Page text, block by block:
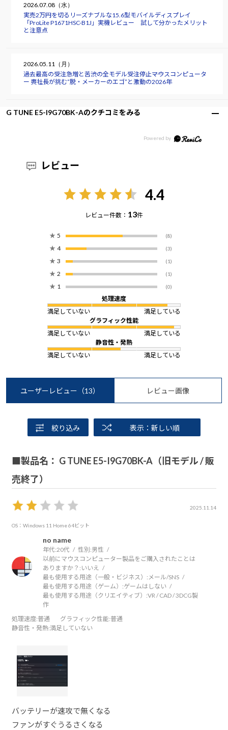
2026.07.08（水）
実売2万円を切るリーズナブルな15.6型モバイルディスプレイ
「ProLite P1671HSC-B1J」実機レビュー 試して分かったメリット
と注意点
2026.05.11（月）
過去最高の受注急増と苦渋の全モデル受注停止――マウスコンピュータ
ー 軣社長が挑む“脱・メーカーのエゴ”と激動の2026年
G TUNE E5-I9G70BK-Aのクチコミをみる
レビュー
4.4
レビュー件数： 13件
★ 5 (8)
★ 4 (3)
★ 3 (1)
★ 2 (1)
★ 1 (0)
処理速度
満足していない
満足している
グラフィック性能
満足していない
満足している
静音性・発熱
満足していない
満足している
ユーザーレビュー （13） レビュー画像
絞り込み 表示：新しい順
■製品名： G TUNE E5-I9G70BK-A（旧モデル / 販
売終了）
2025.11.14
OS：Windows 11 Home 64ビット
no name
年代:20代 性別:男性
以前にマウスコンピューター製品をご購入されたことは
ありますか？: いいえ
最も使用する用途（一般・ビジネス）:メール/SNS
最も使用する用途（ゲーム）:ゲームはしない
最も使用する用途（クリエイティブ）:VR / CAD / 3DCG製
作
処理速度:普通 グラフィック性能:普通
静音性・発熱:満足していない
バッテリーが速攻で無くなる
ファンがすぐうるさくなる